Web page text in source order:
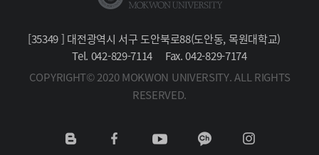
[35349 ] 대전광역시 서구 도안북로88(도안동, 목원대학교)
Tel. 042-829-7114
Fax. 042-829-7174
COPYRIGHT© 2020 MOKWON UNIVERSITY. ALL RIGHTS
RESERVED.